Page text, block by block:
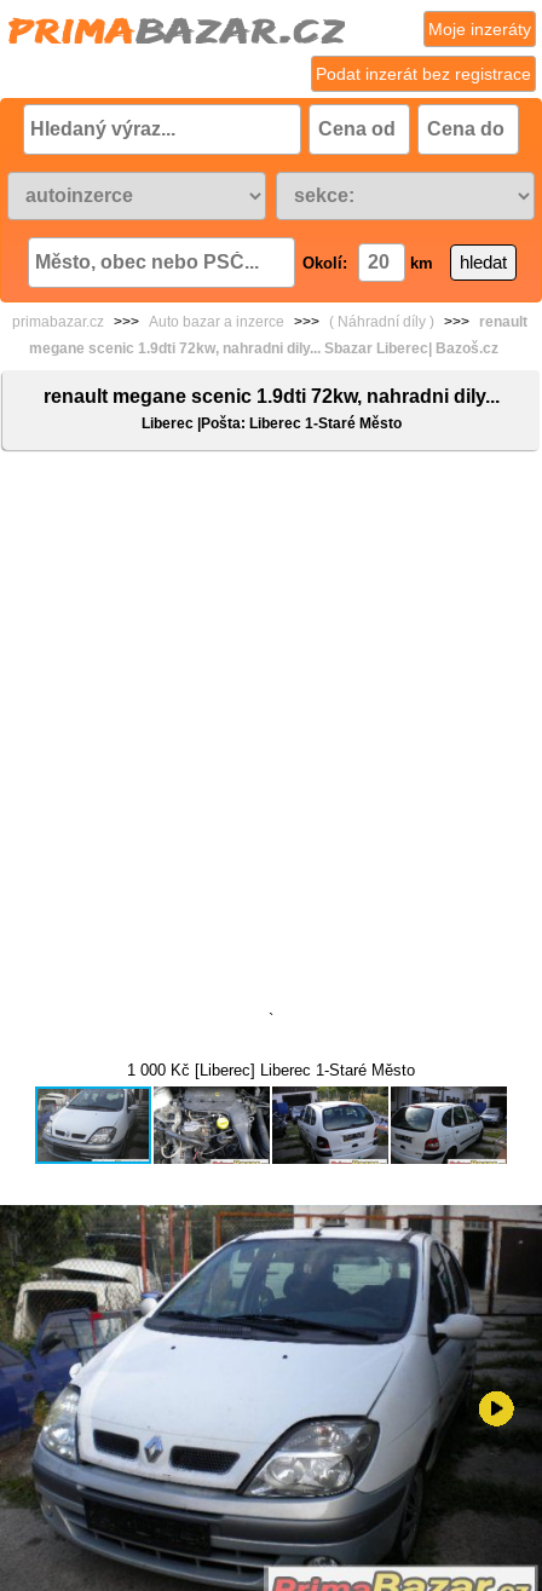
Podat inzerát bez registrace
Moje inzeráty
Okolí: km
primabazar.cz >>> Auto bazar a inzerce >>> ( Náhradní díly ) >>>
renault
megane scenic 1.9dti 72kw, nahradni dily... Sbazar Liberec| Bazoš.cz
renault megane scenic 1.9dti 72kw, nahradni dily...
Liberec |Pošta: Liberec 1-Staré Město
`
1 000 Kč [Liberec] Liberec 1-Staré Město